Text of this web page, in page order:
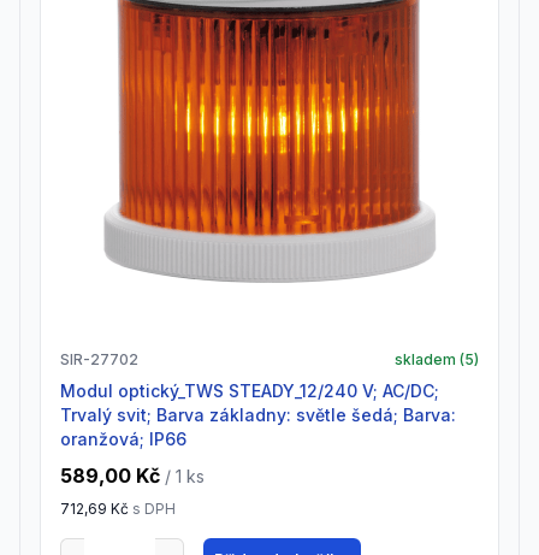
SIR-27702 skladem (5)
Modul optický_TWS STEADY_12/240 V; AC/DC;
Trvalý svit; Barva základny: světle šedá; Barva:
oranžová; IP66
589,00 Kč / 1 ks
712,69 Kč s DPH